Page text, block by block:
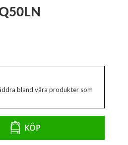
bland våra produkter som
KÖP